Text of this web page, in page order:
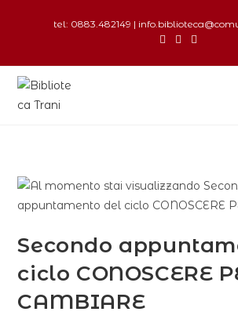
tel: 0883.482149 |
Secondo
ciclo CONOSCERE
CAMBIARE